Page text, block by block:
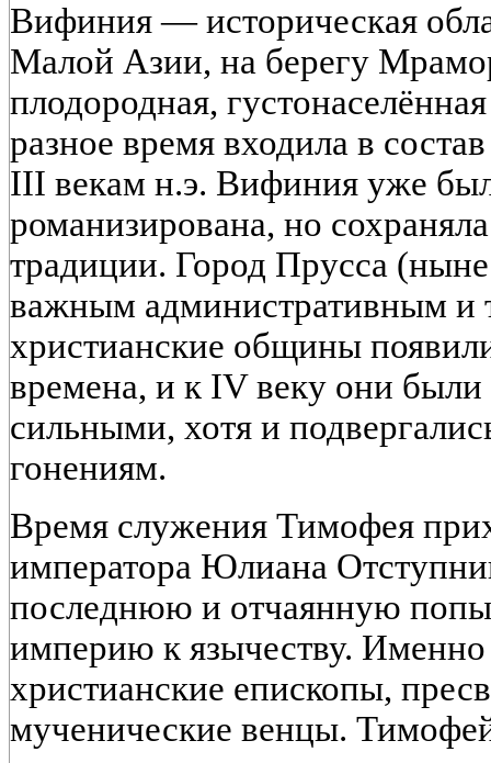
Вифиния — историческая
Малой Азии, на берегу
плодородная,
разное время входила в
III векам н.э. Вифиния уже
романизирована, но
традиции. Город Прусса
важным административным и
христианские общины
времена, и к IV веку они были
сильными, хотя и
гонениям.
Время служения Тимофея
императора Юлиана
последнюю и отчаянную
империю к язычеству. Именно
христианские епископы,
мученические венцы.